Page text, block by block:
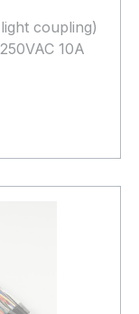
coupling)